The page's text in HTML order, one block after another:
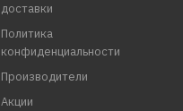
доставки
Политика
конфиденциальности
Производители
Акции